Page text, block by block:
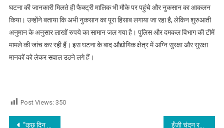
घटना की जानकारी मिलते ही फैक्ट्री मालिक भी मौके पर पहुंचे और नुकसान का आकलन
किया। उन्होंने बताया कि अभी नुकसान का पूरा हिसाब लगाया जा रहा है, लेकिन शुरुआती
अनुमान के अनुसार लाखों रुपये का सामान जल गया है। पुलिस और दमकल विभाग की टीमें
मामले की जांच कर रही हैं। इस घटना के बाद औद्योगिक क्षेत्र में अग्नि सुरक्षा और सुरक्षा
मानकों को लेकर सवाल उठने लगे हैं।
Post Views: 350
“कुछ दिन रुक जाओ बेटा” कहने पर बेटी ने उठाया खौफनाक कदम, यह कहना पिता को पड़ा इतना भरी की पूरी ज़िंदगी का बना पछतावा ईंजी चंदन रखेजा को मानवाधिकार परिषद भारत में मिली अहम जिम्मेदारी